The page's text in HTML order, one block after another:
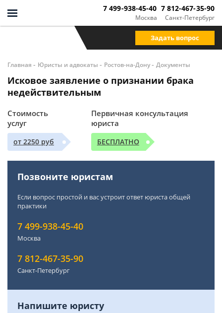
Москва
7 499-938-45-40
Санкт-Петербург
7 812-467-35-90
Задать вопрос
Главная - Юристы и адвокаты - Ростов-на-Дону- Документы
Исковое заявление о признании брака
недействительным
Стоимость
услуг
от 2250 руб
Первичная консультация
юриста
БЕСПЛАТНО
Позвоните юристам
Если вопрос простой и вас устроит ответ юриста общей
практики
7 499-938-45-40
Москва
7 812-467-35-90
Санкт-Петербург
Напишите юристу